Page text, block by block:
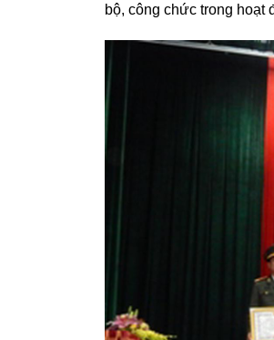
bộ, công chức trong hoạt